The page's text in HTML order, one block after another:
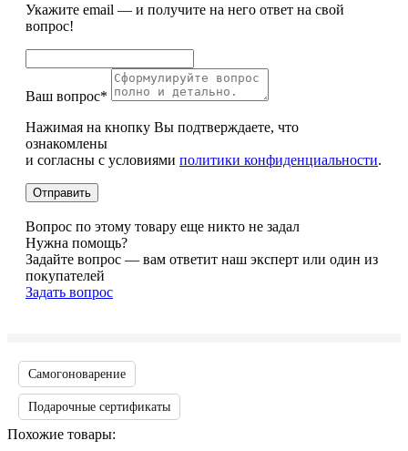
Укажите email — и получите на него ответ на свой
вопрос!
Ваш вопрос*
Нажимая на кнопку Вы подтверждаете, что
ознакомлены
и согласны с условиями политики конфиденциальности.
Вопрос по этому товару еще никто не задал
Нужна помощь?
Задайте вопрос — вам ответит наш эксперт или один из
покупателей
Задать вопрос
Самогоноварение
Подарочные сертификаты
Похожие товары: